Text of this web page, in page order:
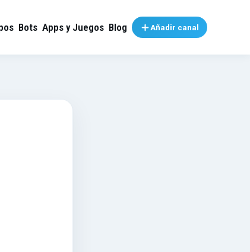
Bots Apps y Juegos Blog Añadir canal